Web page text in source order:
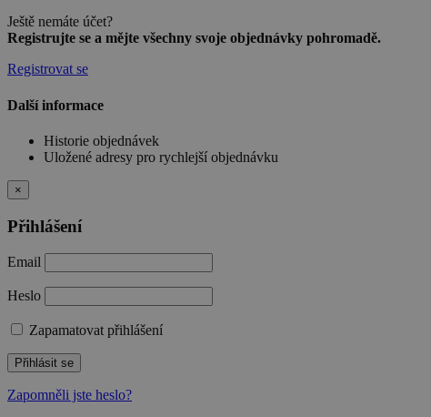
Ještě nemáte účet?
Registrujte se a mějte všechny svoje objednávky pohromadě.
Registrovat se
Další informace
Historie objednávek
Uložené adresy pro rychlejší objednávku
×
Přihlášení
Email
Heslo
Zapamatovat přihlášení
Přihlásit se
Zapomněli jste heslo?